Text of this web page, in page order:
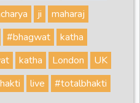
ji
maharaj
#bhagwat
katha
katha London
UK
live
#totalbhakti